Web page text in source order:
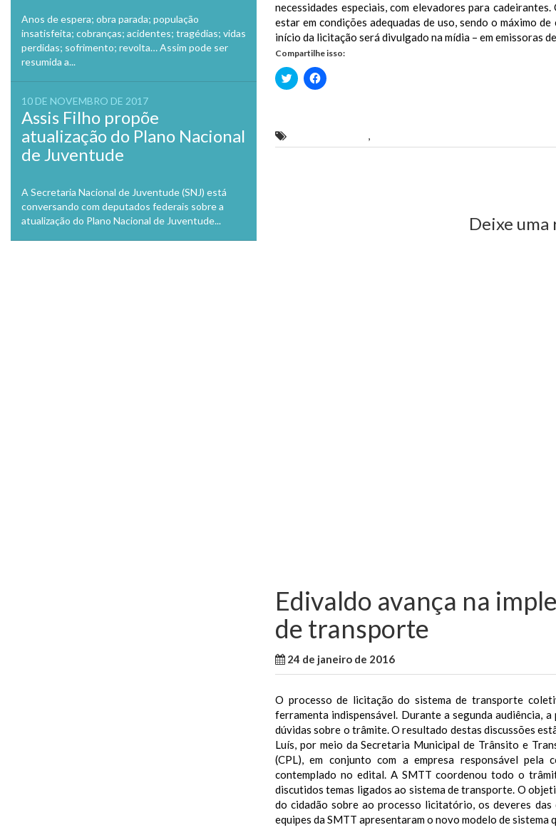
Anos de espera; obra parada; população
insatisfeita; cobranças; acidentes; tragédias; vidas
perdidas; sofrimento; revolta… Assim pode ser
resumida a...
10 DE NOVEMBRO DE 2017
Assis Filho propõe
atualização do Plano Nacional
de Juventude
A Secretaria Nacional de Juventude (SNJ) está
conversando com deputados federais sobre a
atualização do Plano Nacional de Juventude...
necessidades especiais, com elevadores para cadeirantes.
estar em condições adequadas de uso, sendo o máximo
início da licitação será divulgado na mídia – em emissoras
Compartilhe isso:
Clique
para
Clique
para
,
Deixe uma
Edivaldo avança na
de transporte
24 de janeiro de 2016
O processo de licitação do sistema de transporte
ferramenta indispensável. Durante a segunda audiência,
dúvidas sobre o trâmite. O resultado destas discussões
Luís, por meio da Secretaria Municipal de Trânsito e
(CPL), em conjunto com a empresa responsável
contemplado no edital. A SMTT coordenou todo o
discutidos temas ligados ao sistema de transporte. O
do cidadão sobre ao processo licitatório, os deveres das
equipes da SMTT apresentaram o novo modelo de